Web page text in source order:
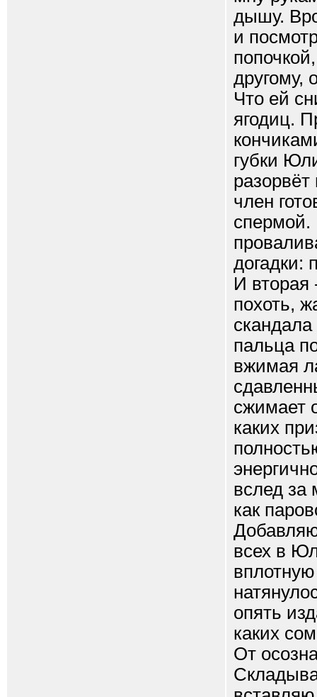
дышу.
и
другому,
Что ей
ягодиц.
губки
член
спермой.
догадки:
И вторая
похоть,
пальца
вжимая
сжимает
каких
вслед за
как
всех в
опять
каких
От